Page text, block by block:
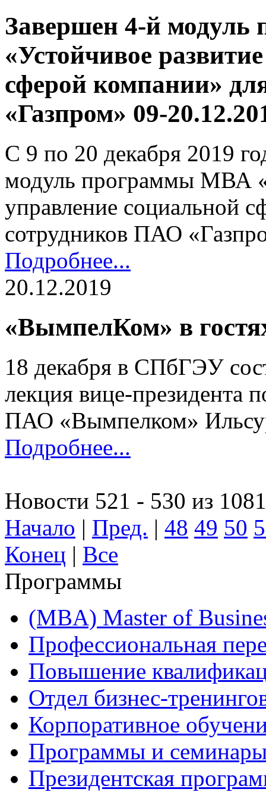
Завершен 4-й
«Устойчивое
сферой компании»
«Газпром» 09-
С 9 по 20 декабря 2019
модуль программы МВА
управление социальной
сотрудников ПАО
Подробнее...
20.12.2019
«ВымпелКом» в
18 декабря в СПбГЭУ
лекция вице-президента
ПАО «Вымпелком»
Подробнее...
Новости 521 - 530 из 1081
Начало | Пред. | 48 49 50
Конец | Все
Программы
(MBA) Master of
Профессиональная
Повышение
Отдел бизнес-
Корпоративное
Программы и
Президентская